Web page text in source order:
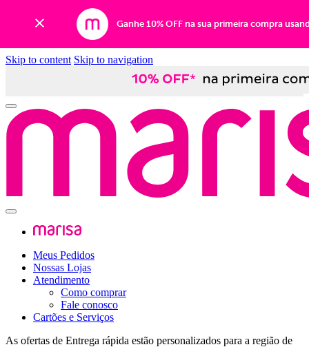
Ganhe 10% OFF na sua primeira compra
Skip to content Skip to navigation
Meus Pedidos
Nossas Lojas
Atendimento
Como comprar
Fale conosco
Cartões e Serviços
As ofertas de Entrega rápida estão personalizados para a região de